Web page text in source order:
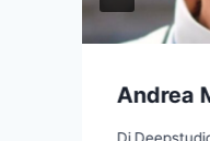
Andrea